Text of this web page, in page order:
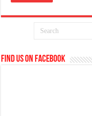
Find us on Facebook